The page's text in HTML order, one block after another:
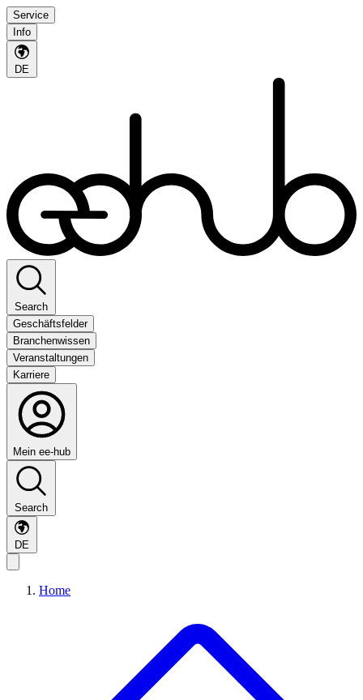
Service
Info
DE
Search
Geschäftsfelder
Branchenwissen
Veranstaltungen
Karriere
Mein ee-hub
Search
DE
Home